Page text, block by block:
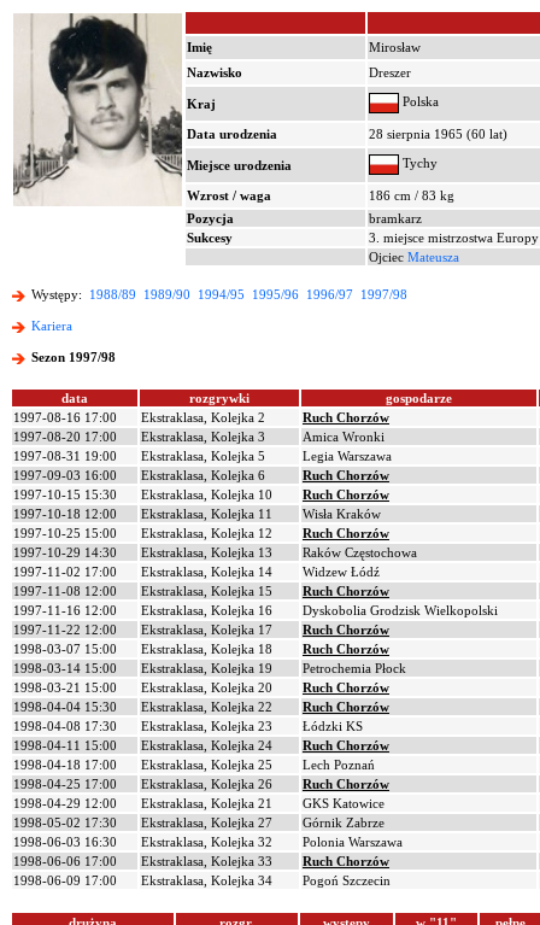
Imię
Mirosław
Nazwisko
Dreszer
Kraj Polska
Data urodzenia 28 sierpnia 1965 (60 lat)
Miejsce urodzenia Tychy
Wzrost / waga
186 cm / 83 kg
Pozycja
bramkarz
Sukcesy
3. miejsce mistrzostwa
Ojciec Mateusza
Występy: 1988/89 1989/90 1994/95 1995/96 1996/97 1997/98
Kariera
Sezon 1997/98
data rozgrywki
gospodarze
1997-08-16 17:00
Ekstraklasa, Kolejka 2
Ruch Chorzów
1997-08-20 17:00
Ekstraklasa, Kolejka 3
Amica Wronki
1997-08-31 19:00
Ekstraklasa, Kolejka 5
Legia Warszawa
1997-09-03 16:00
Ekstraklasa, Kolejka 6
Ruch Chorzów
1997-10-15 15:30
Ekstraklasa, Kolejka 10
Ruch Chorzów
1997-10-18 12:00
Ekstraklasa, Kolejka 11
Wisła Kraków
1997-10-25 15:00
Ekstraklasa, Kolejka 12
Ruch Chorzów
1997-10-29 14:30
Ekstraklasa, Kolejka 13
Raków Częstochowa
1997-11-02 17:00
Ekstraklasa, Kolejka 14
Widzew Łódź
1997-11-08 12:00
Ekstraklasa, Kolejka 15
Ruch Chorzów
1997-11-16 12:00
Ekstraklasa, Kolejka 16
Dyskobolia Grodzisk Wielkopolski
1997-11-22 12:00
Ekstraklasa, Kolejka 17
Ruch Chorzów
1998-03-07 15:00
Ekstraklasa, Kolejka 18
Ruch Chorzów
1998-03-14 15:00
Ekstraklasa, Kolejka 19
Petrochemia Płock
1998-03-21 15:00
Ekstraklasa, Kolejka 20
Ruch Chorzów
1998-04-04 15:30
Ekstraklasa, Kolejka 22
Ruch Chorzów
1998-04-08 17:30
Ekstraklasa, Kolejka 23
Łódzki KS
1998-04-11 15:00
Ekstraklasa, Kolejka 24
Ruch Chorzów
1998-04-18 17:00
Ekstraklasa, Kolejka 25
Lech Poznań
1998-04-25 17:00
Ekstraklasa, Kolejka 26
Ruch Chorzów
1998-04-29 12:00
Ekstraklasa, Kolejka 21
GKS Katowice
1998-05-02 17:30
Ekstraklasa, Kolejka 27
Górnik Zabrze
1998-06-03 16:30
Ekstraklasa, Kolejka 32
Polonia Warszawa
1998-06-06 17:00
Ekstraklasa, Kolejka 33
Ruch Chorzów
1998-06-09 17:00
Ekstraklasa, Kolejka 34 Pogoń Szczecin